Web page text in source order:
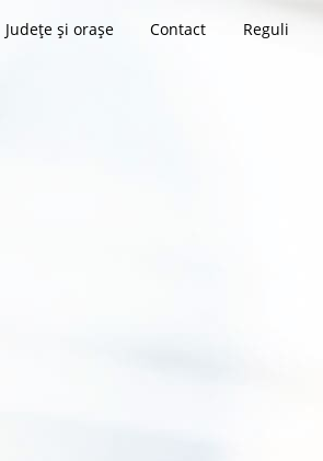
Județe și orașe Contact Reguli